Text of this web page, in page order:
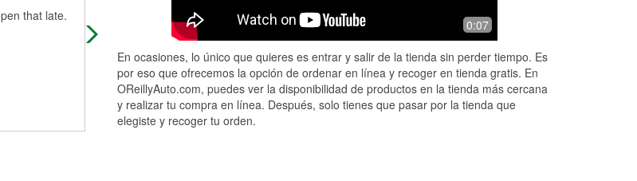
that late.
Jeremy is awesome! His customer
service skills are on point. Good dude.
2005 f350 is working better than ever
0:07
En ocasiones, lo único que quieres es entrar y salir de la tienda sin perder tiempo. Es
por eso que ofrecemos la opción de ordenar en línea y recoger en tienda gratis. En
OReillyAuto.com, puedes ver la disponibilidad de productos en la tienda más cercana
y realizar tu compra en línea. Después, solo tienes que pasar por la tienda que
elegiste y recoger tu orden.